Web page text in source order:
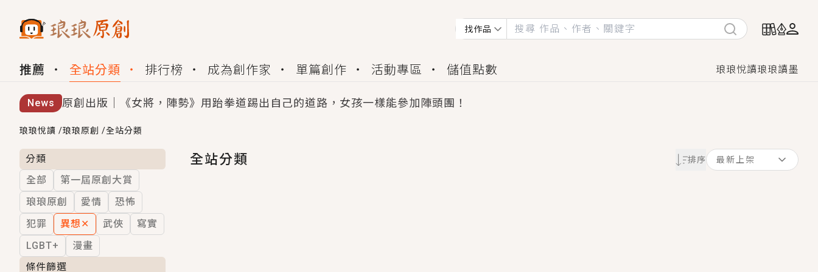
找作品
推薦 全站分類 排行榜 成為創作家 單篇創作 活動專區 儲值點數 琅琅悅讀琅琅讀墨
News 原創出版｜《女將，陣勢》用跆拳道踢出自己的道路，女孩一樣能參加陣頭團！
創,作家招募｜華文小說創作首選！有機會獲得豐富廣宣資源、專屬服務與獨享福利！
小編心動書單｜《離婚你提的，二婚嫁大佬，你哭什麼？》追妻火葬場！前夫失憶移情別戀，她頭也不回找新歡，他居然還後悔了？
GL｜《夏日與檸檬與重疊世界》炎熱的夏日、檸檬的香氣、互相愛慕的兩位少女，今夏最推純愛GL漫畫！
BL｜《費洛蒙中毒》救命！特殊費洛蒙體質世界觀，無法抗拒的吸引力，已中毒Σ>―(〃°ω°〃)♡→
OMG你嚇到我了｜《陰陽鬼店》上班族買了房子模型，但現實中買下的竟是屬於他的停屍櫃？！
言情｜《國語推行員》每個人心中都有一個連自己也無法改變的永恆， 他的一生將不由自主追逐著她……
琅琅悅讀 /琅琅原創 /全站分類
分類
全部
第一屆原創大賞
琅琅原創
愛情
恐怖
犯罪
異想 ✕ 武俠
寫實
LGBT+
漫畫
條件篩選
全站分類 排序 最新上架